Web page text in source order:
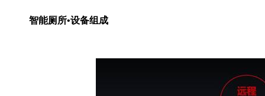
智能厕所•设备组成